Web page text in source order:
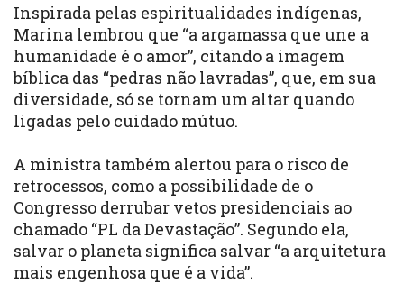
Inspirada pelas espiritualidades indígenas,
Marina lembrou que “a argamassa que une a
humanidade é o amor”, citando a imagem
bíblica das “pedras não lavradas”, que, em sua
diversidade, só se tornam um altar quando
ligadas pelo cuidado mútuo.
A ministra também alertou para o risco de
retrocessos, como a possibilidade de o
Congresso derrubar vetos presidenciais ao
chamado “PL da Devastação”. Segundo ela,
salvar o planeta significa salvar “a arquitetura
mais engenhosa que é a vida”.